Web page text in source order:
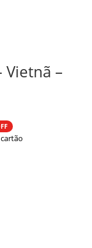
Vietnã –